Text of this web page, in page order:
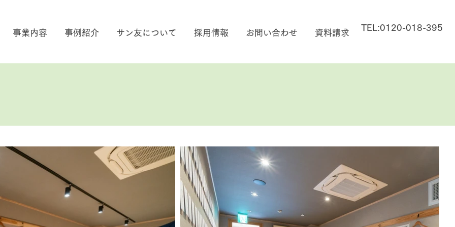
事業内容 事例紹介 サン友について 採用情報 お問い合わせ 資料請求
TEL:0120-018-395